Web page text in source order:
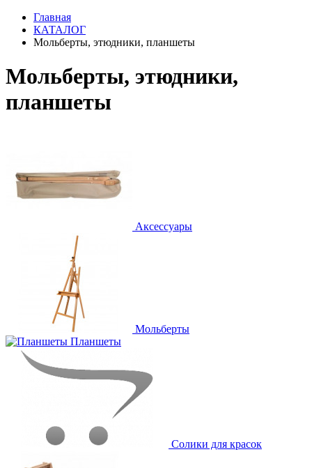
Главная
КАТАЛОГ
Мольберты, этюдники, планшеты
Мольберты, этюдники,
планшеты
Аксессуары
Мольберты
Планшеты
Солики для красок